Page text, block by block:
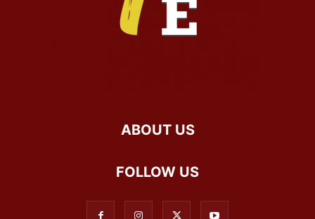
ABOUT US
FOLLOW US